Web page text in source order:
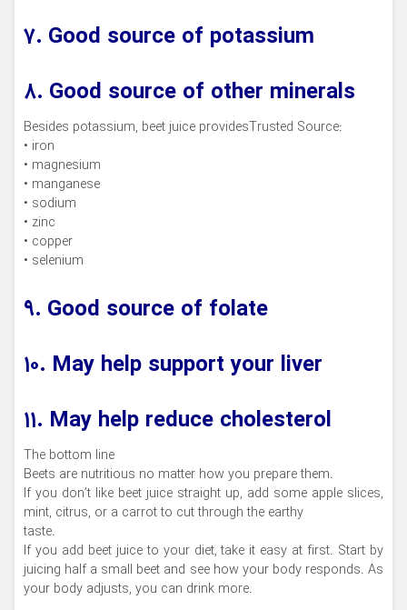
۷. Good source of potassium
۸. Good source of other minerals
Besides potassium, beet juice providesTrusted Source:
• iron
• magnesium
• manganese
• sodium
• zinc
• copper
• selenium
۹. Good source of folate
۱۰. May help support your liver
۱۱. May help reduce cholesterol
The bottom line
Beets are nutritious no matter how you prepare them.
If you don’t like beet juice straight up, add some apple slices,
mint, citrus, or a carrot to cut through the earthy
taste.
If you add beet juice to your diet, take it easy at first. Start by
juicing half a small beet and see how your body responds. As
your body adjusts, you can drink more.